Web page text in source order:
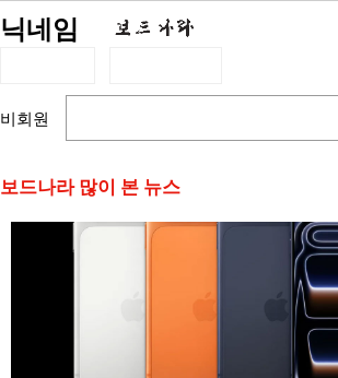
닉네임
비회원
보드나라 많이 본 뉴스